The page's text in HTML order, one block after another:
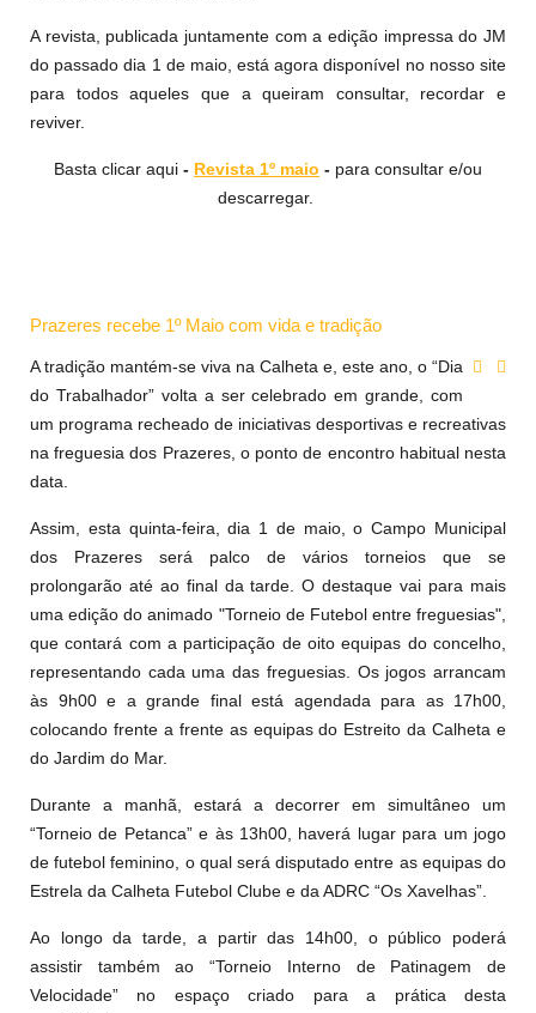
A revista, publicada juntamente com a edição impressa do JM
do passado dia 1 de maio, está agora disponível no nosso site
para todos aqueles que a queiram consultar, recordar e
reviver.
Basta clicar aqui - Revista 1º maio - para consultar e/ou
descarregar.
Prazeres recebe 1º Maio com vida e tradição
A tradição mantém-se viva na Calheta e, este ano, o “Dia
do Trabalhador” volta a ser celebrado em grande, com
um programa recheado de iniciativas desportivas e recreativas
na freguesia dos Prazeres, o ponto de encontro habitual nesta
data.
Assim, esta quinta-feira, dia 1 de maio, o Campo Municipal
dos Prazeres será palco de vários torneios que se
prolongarão até ao final da tarde. O destaque vai para mais
uma edição do animado "Torneio de Futebol entre freguesias",
que contará com a participação de oito equipas do concelho,
representando cada uma das freguesias. Os jogos arrancam
às 9h00 e a grande final está agendada para as 17h00,
colocando frente a frente as equipas do Estreito da Calheta e
do Jardim do Mar.
Durante a manhã, estará a decorrer em simultâneo um
“Torneio de Petanca” e às 13h00, haverá lugar para um jogo
de futebol feminino, o qual será disputado entre as equipas do
Estrela da Calheta Futebol Clube e da ADRC “Os Xavelhas”.
Ao longo da tarde, a partir das 14h00, o público poderá
assistir também ao “Torneio Interno de Patinagem de
Velocidade” no espaço criado para a prática desta